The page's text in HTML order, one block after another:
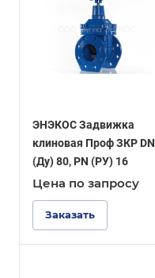
ЭНЭКОС Задвижка
клиновая Проф ЗКР DN
(Ду) 80, PN (РУ) 16
Цена по запросу
Заказать